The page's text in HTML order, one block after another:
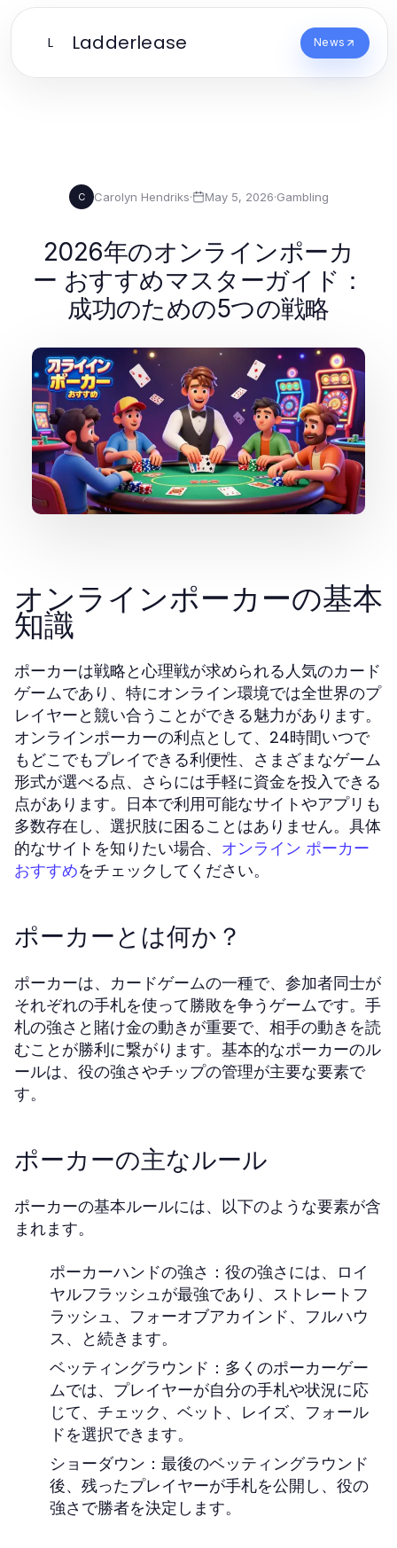
L Ladderlease News
C Carolyn Hendriks· May 5, 2026·Gambling
2026年のオンラインポーカ
ー おすすめマスターガイド：
成功のための5つの戦略
オンラインポーカーの基本
知識
ポーカーは戦略と心理戦が求められる人気のカード
ゲームであり、特にオンライン環境では全世界のプ
レイヤーと競い合うことができる魅力があります。
オンラインポーカーの利点として、24時間いつで
もどこでもプレイできる利便性、さまざまなゲーム
形式が選べる点、さらには手軽に資金を投入できる
点があります。日本で利用可能なサイトやアプリも
多数存在し、選択肢に困ることはありません。具体
的なサイトを知りたい場合、
オンライン ポーカー
おすすめをチェックしてください。
ポーカーとは何か？
ポーカーは、カードゲームの一種で、参加者同士が
それぞれの手札を使って勝敗を争うゲームです。手
札の強さと賭け金の動きが重要で、相手の動きを読
むことが勝利に繋がります。基本的なポーカーのル
ールは、役の強さやチップの管理が主要な要素で
す。
ポーカーの主なルール
ポーカーの基本ルールには、以下のような要素が含
まれます。
ポーカーハンドの強さ：役の強さには、ロイ
ヤルフラッシュが最強であり、ストレートフ
ラッシュ、フォーオブアカインド、フルハウ
ス、と続きます。
ベッティングラウンド：多くのポーカーゲー
ムでは、プレイヤーが自分の手札や状況に応
じて、チェック、ベット、レイズ、フォール
ドを選択できます。
ショーダウン：最後のベッティングラウンド
後、残ったプレイヤーが手札を公開し、役の
強さで勝者を決定します。